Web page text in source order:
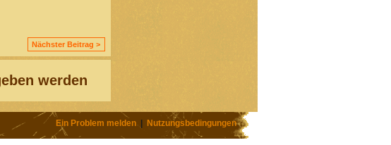
Nächster Beitrag >
werden
Ein Problem melden| Nutzungsbedingungen